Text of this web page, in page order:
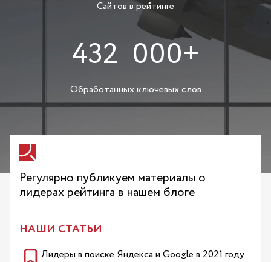
Сайтов в рейтинге
432 000+
Обработанных ключевых слов
Регулярно публикуем материалы о
лидерах рейтинга в нашем блоге
НАШИ СТАТЬИ
Лидеры в поиске Яндекса и Google в 2021 году